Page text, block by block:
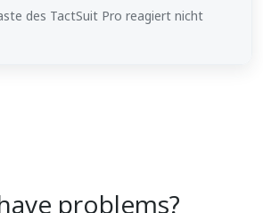
des TactSuit Pro reagiert nicht
problems?